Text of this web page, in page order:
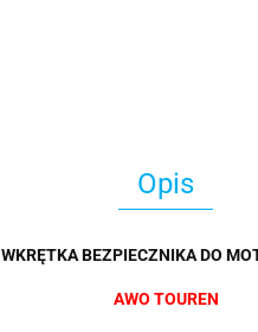
Opis
WKRĘTKA BEZPIECZNIKA DO
AWO TOUREN